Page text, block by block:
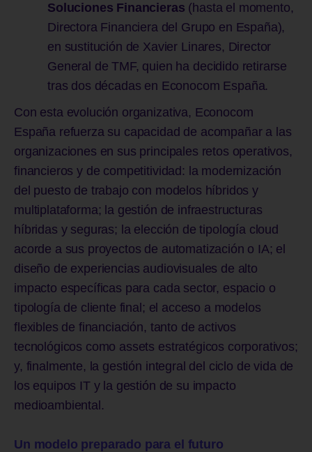
Soluciones Financieras (hasta el momento,
Directora Financiera del Grupo en España),
en sustitución de Xavier Linares, Director
General de TMF, quien ha decidido retirarse
tras dos décadas en Econocom España.
Con esta evolución organizativa, Econocom
España refuerza su capacidad de acompañar a las
organizaciones en sus principales retos operativos,
financieros y de competitividad: la modernización
del puesto de trabajo con modelos híbridos y
multiplataforma; la gestión de infraestructuras
híbridas y seguras; la elección de tipología cloud
acorde a sus proyectos de automatización o IA; el
diseño de experiencias audiovisuales de alto
impacto específicas para cada sector, espacio o
tipología de cliente final; el acceso a modelos
flexibles de financiación, tanto de activos
tecnológicos como assets estratégicos corporativos;
y, finalmente, la gestión integral del ciclo de vida de
los equipos IT y la gestión de su impacto
medioambiental.
Un modelo preparado para el futuro